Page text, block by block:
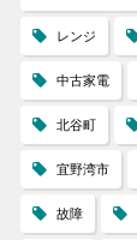
レンジ
中古家電
北谷町
宜野湾市
故障